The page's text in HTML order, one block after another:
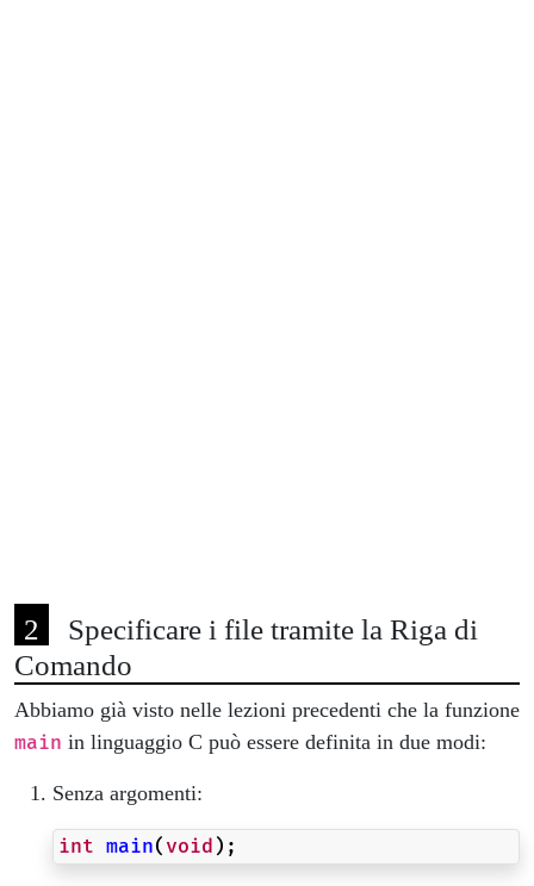
Specificare i file tramite la Riga di
Comando
Abbiamo già visto nelle lezioni precedenti che la funzione
main in linguaggio C può essere definita in due modi:
Senza argomenti:
int main( void );